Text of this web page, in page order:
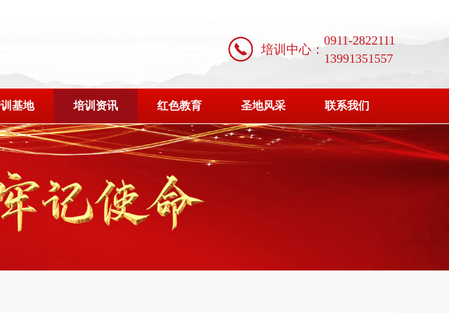
培训中心：
0911-2822111
13991351557
基地 培训资讯 红色教育 圣地风采 联系我们